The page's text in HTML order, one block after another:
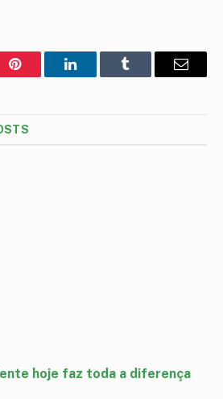
Pinterest LinkedInTumblr
E-
hoje faz toda a diferença